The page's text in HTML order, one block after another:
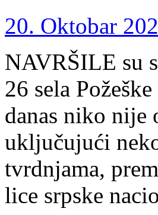
20. Oktobar
NAVRŠILE su
26 sela
danas niko nije
uključujući
tvrdnjama,
lice srpske